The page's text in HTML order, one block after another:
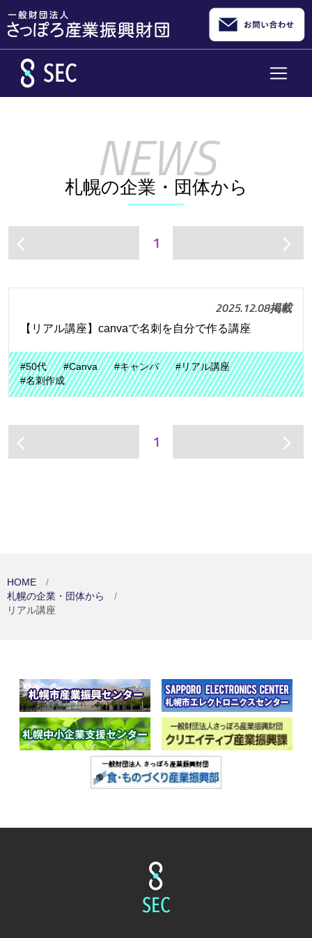
札幌の企業・団体から
arrow_back_ios 1 arrow_forward_ios
2025.12.08掲載
【リアル講座】canvaで名刺を自分で作る講座
#50代 #Canva #キャンバ
#リアル講座
#名刺作成
arrow_back_ios 1 arrow_forward_ios
HOME
札幌の企業・団体から
リアル講座